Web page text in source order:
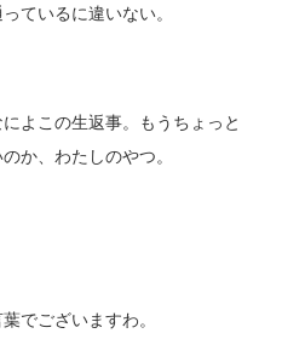
ているに違いない。
よこの生返事。もうちょっと
か、わたしのやつ。
でございますわ。